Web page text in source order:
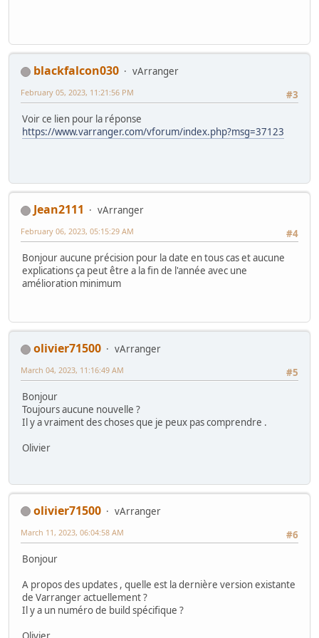
blackfalcon030
vArranger
#3
February 05, 2023, 11:21:56 PM
Voir ce lien pour la réponse
https://www.varranger.com/vforum/index.php?msg=37123
Jean2111
vArranger
#4
February 06, 2023, 05:15:29 AM
Bonjour aucune précision pour la date en tous cas et aucune
explications ça peut être a la fin de l'année avec une
amélioration minimum
olivier71500
vArranger
#5
March 04, 2023, 11:16:49 AM
Bonjour
Toujours aucune nouvelle ?
Il y a vraiment des choses que je peux pas comprendre .
Olivier
olivier71500
vArranger
#6
March 11, 2023, 06:04:58 AM
Bonjour
A propos des updates , quelle est la dernière version existante
de Varranger actuellement ?
Il y a un numéro de build spécifique ?